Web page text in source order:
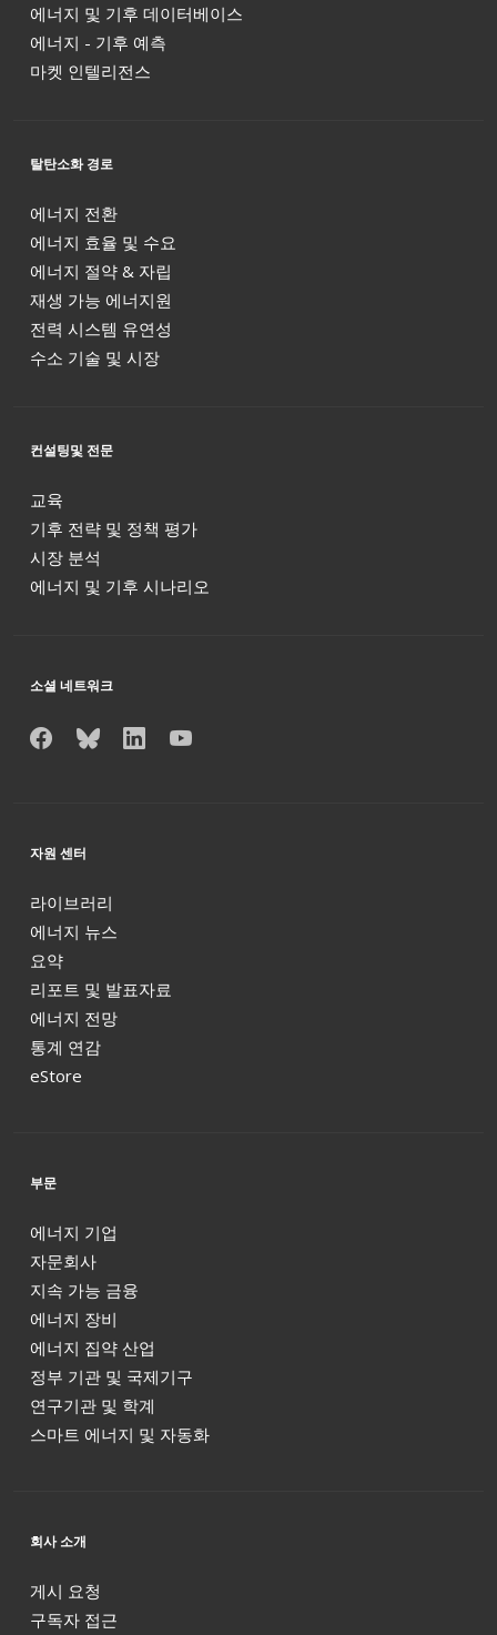
에너지 및 기후 데이터베이스
에너지 - 기후 예측
마켓 인텔리전스
탈탄소화 경로
에너지 전환
에너지 효율 및 수요
에너지 절약 & 자립
재생 가능 에너지원
전력 시스템 유연성
수소 기술 및 시장
컨설팅및 전문
교육
기후 전략 및 정책 평가
시장 분석
에너지 및 기후 시나리오
소셜 네트워크
자원 센터
라이브러리
에너지 뉴스
요약
리포트 및 발표자료
에너지 전망
통계 연감
eStore
부문
에너지 기업
자문회사
지속 가능 금융
에너지 장비
에너지 집약 산업
정부 기관 및 국제기구
연구기관 및 학계
스마트 에너지 및 자동화
회사 소개
게시 요청
구독자 접근